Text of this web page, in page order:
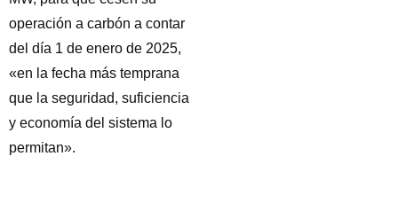
operación a carbón a contar
del día 1 de enero de 2025,
«en la fecha más temprana
que la seguridad, suficiencia
y economía del sistema lo
permitan».